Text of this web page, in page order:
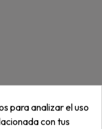
para analizar el uso
con tus